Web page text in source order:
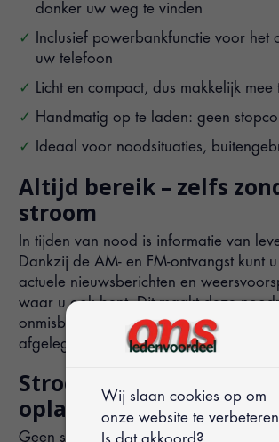
donker uw weg te vinden
Inclusief powerbankfunctie voor het
uw telefoon
Licht en compact, dus makkelijk mee
Handmatig op te laden: geen
Ideaal voor noodsituaties,
Altijd bereik – zelfs
stroom
In tijden van nood is informatie van
Dankzij de AM- en FM-ontvangst kunt
actuele nieuwsberichten en
waar u ook bent. Dit maakt deze
onmisbare tool tijdens stroomuitval,
afgelegen locaties.
Stroom met 3 slimme
oplaadmethodes
Geen stopcontact in de buurt? Geen
Wij slaan cookies op om
onze website te
Is dat akkoord?